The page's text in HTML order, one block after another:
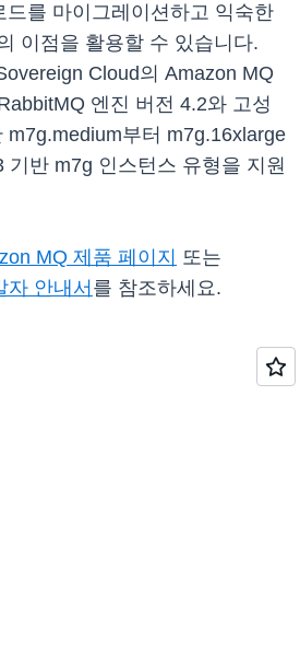
드를 마이그레이션하고 익숙한
이점을 활용할 수 있습니다.
Cloud의 Amazon MQ
엔진 버전 4.2와 고성
m7g.medium부터 m7g.16xlarge
기반 m7g 인스턴스 유형을 지원
MQ 제품 페이지
또는
자 안내서 를 참조하세요.